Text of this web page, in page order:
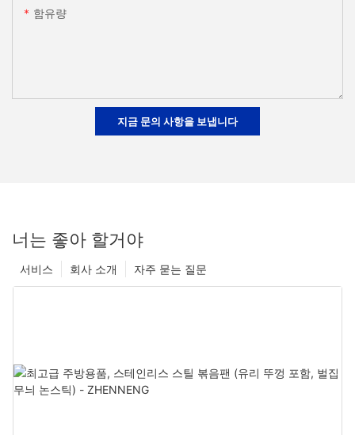
함유량
지금 문의 사항을 보냅니다
너는 좋아 할거야
자주 묻는 질문
회사 소개
서비스